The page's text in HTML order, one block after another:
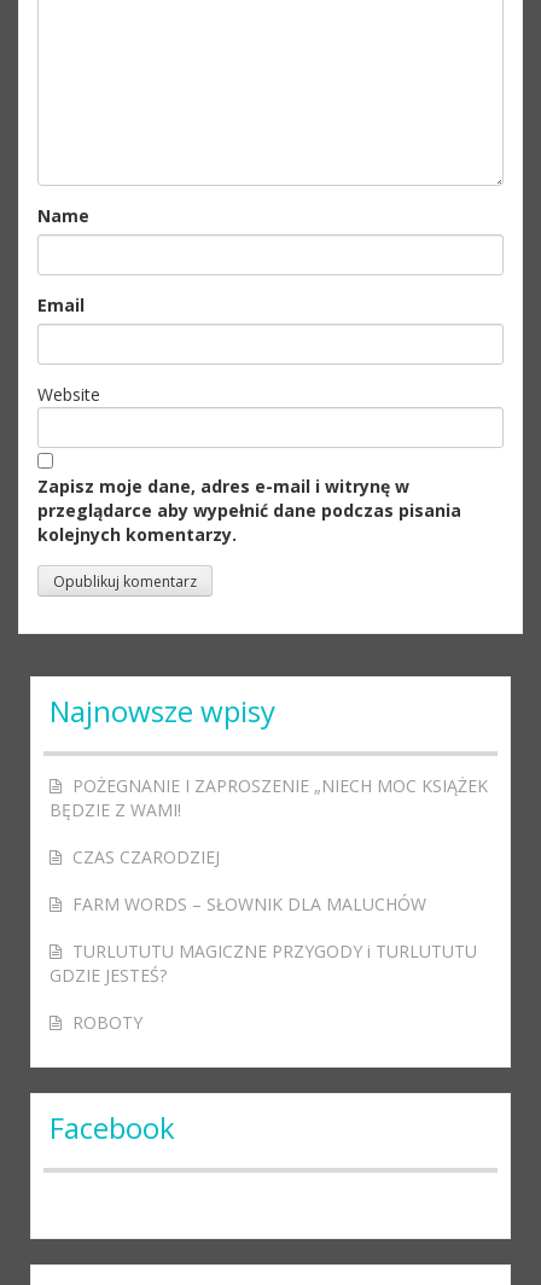
Name
Email
Website
Zapisz moje dane, adres e-mail i witrynę w
przeglądarce aby wypełnić dane podczas pisania
kolejnych komentarzy.
Najnowsze wpisy
POŻEGNANIE I ZAPROSZENIE „NIECH MOC KSIĄŻEK
BĘDZIE Z WAMI!
CZAS CZARODZIEJ
FARM WORDS – SŁOWNIK DLA MALUCHÓW
TURLUTUTU MAGICZNE PRZYGODY i TURLUTUTU
GDZIE JESTEŚ?
ROBOTY
Facebook